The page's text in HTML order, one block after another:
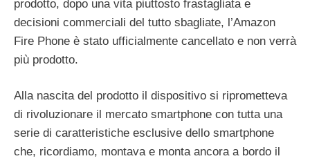
prodotto, dopo una vita piuttosto frastagliata e
decisioni commerciali del tutto sbagliate, l’Amazon
Fire Phone è stato ufficialmente cancellato e non verrà
più prodotto.
Alla nascita del prodotto il dispositivo si riprometteva
di rivoluzionare il mercato smartphone con tutta una
serie di caratteristiche esclusive dello smartphone
che, ricordiamo, montava e monta ancora a bordo il